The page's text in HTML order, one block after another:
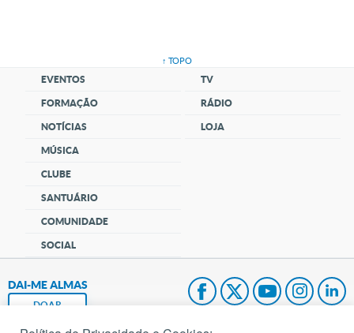
↑ TOPO
EVENTOS
FORMAÇÃO
NOTÍCIAS
MÚSICA
CLUBE
SANTUÁRIO
COMUNIDADE
SOCIAL
TV
RÁDIO
LOJA
DAI-ME ALMAS
DOAR